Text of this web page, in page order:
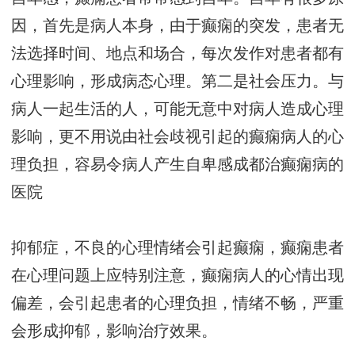
因，首先是病人本身，由于癫痫的突发，患者无
法选择时间、地点和场合，每次发作对患者都有
心理影响，形成病态心理。第二是社会压力。与
病人一起生活的人，可能无意中对病人造成心理
影响，更不用说由社会歧视引起的癫痫病人的心
理负担，容易令病人产生自卑感成都治癫痫病的
医院
抑郁症，不良的心理情绪会引起癫痫，癫痫患者
在心理问题上应特别注意，癫痫病人的心情出现
偏差，会引起患者的心理负担，情绪不畅，严重
会形成抑郁，影响治疗效果。